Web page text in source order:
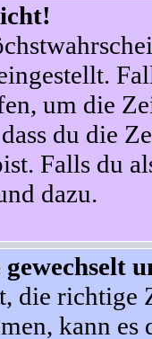
um die
du die
Falls du
dazu.
die richtige
kann es